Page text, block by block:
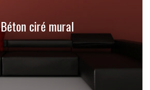
Béton ciré mural